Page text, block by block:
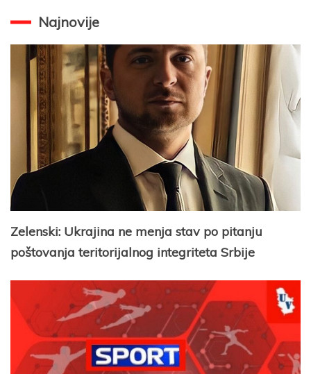
Najnovije
Zelenski: Ukrajina ne menja stav po pitanju
poštovanja teritorijalnog integriteta Srbije